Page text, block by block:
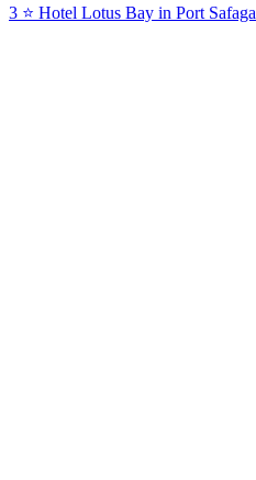
3 ⭐ Hotel Lotus Bay in Port Safaga